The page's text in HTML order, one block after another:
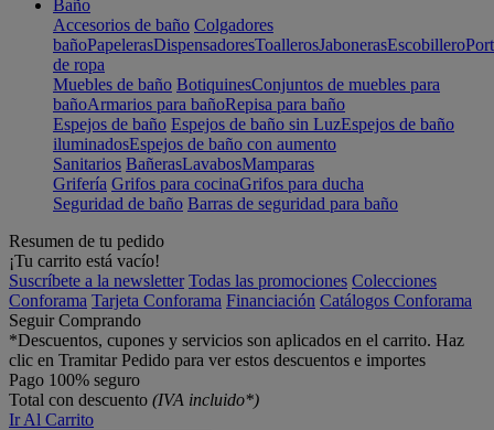
Baño
Accesorios de baño Colgadores
bañoPapelerasDispensadoresToallerosJabonerasEscobillero
de ropa
Muebles de baño BotiquinesConjuntos de muebles para
bañoArmarios para bañoRepisa para baño
Espejos de baño Espejos de baño sin LuzEspejos de baño
iluminadosEspejos de baño con aumento
Sanitarios BañerasLavabosMamparas
Grifería Grifos para cocinaGrifos para ducha
Seguridad de baño Barras de seguridad para baño
Resumen de tu pedido
¡Tu carrito está vacío!
Suscríbete a la newsletter Todas las promociones Colecciones
Conforama Tarjeta Conforama Financiación Catálogos Conforama
Seguir Comprando
*Descuentos, cupones y servicios son aplicados en el carrito. Haz
clic en Tramitar Pedido para ver estos descuentos e importes
Pago 100% seguro
Total con descuento (IVA incluido*)
Ir Al Carrito